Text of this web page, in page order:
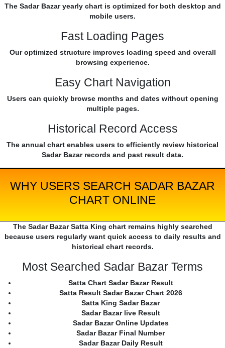
The Sadar Bazar yearly chart is optimized for both desktop and
mobile users.
Fast Loading Pages
Our optimized structure improves loading speed and overall
browsing experience.
Easy Chart Navigation
Users can quickly browse months and dates without opening
multiple pages.
Historical Record Access
The annual chart enables users to efficiently review historical
Sadar Bazar records and past result data.
WHY USERS SEARCH SADAR BAZAR
CHART ONLINE
The Sadar Bazar Satta King chart remains highly searched
because users regularly want quick access to daily results and
historical chart records.
Most Searched Sadar Bazar Terms
Satta Chart Sadar Bazar Result
Satta Result Sadar Bazar Chart 2026
Satta King Sadar Bazar
Sadar Bazar live Result
Sadar Bazar Online Updates
Sadar Bazar Final Number
Sadar Bazar Daily Result